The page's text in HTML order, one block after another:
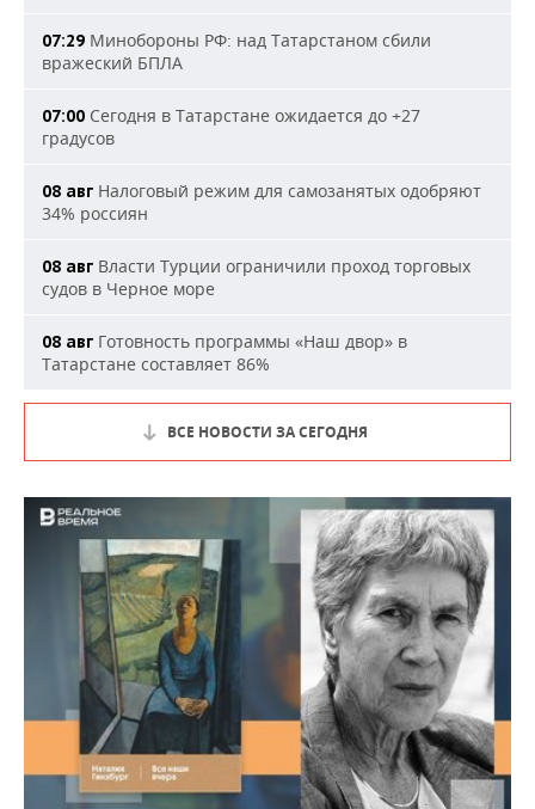
07:29 Минобороны РФ: над Татарстаном сбили
вражеский БПЛА
07:00 Сегодня в Татарстане ожидается до +27
градусов
08 авг Налоговый режим для самозанятых одобряют
34% россиян
08 авг Власти Турции ограничили проход торговых
судов в Черное море
08 авг Готовность программы «Наш двор» в
Татарстане составляет 86%
ВСЕ НОВОСТИ ЗА СЕГОДНЯ